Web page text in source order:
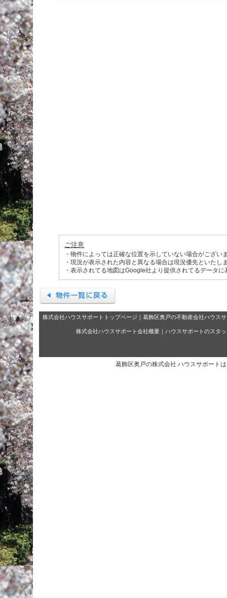
ご注意
・物件によっては正確な位置を示していない場合がござい
・現況が表示された内容と異なる場合は現況優先といたし
・表示されてる地図はGoogle社より提供されてるデータ
株式会社ハウスサポートトップページ ｜ 葛飾区奥戸の不動産会社ハウス
株式会社ハウスサポート会社概要 ｜ ハウスサポートのスタ
葛飾区奥戸の株式会社 ハウスサポート